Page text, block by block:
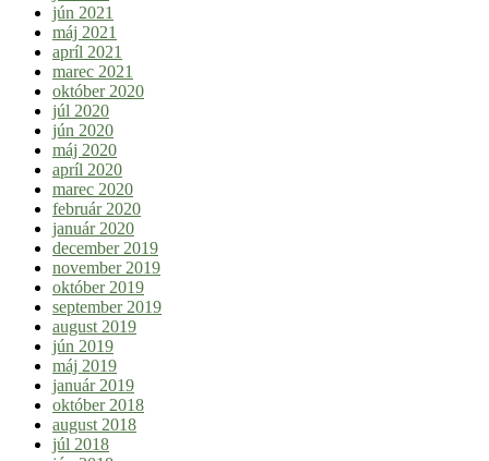
jún 2021
máj 2021
apríl 2021
marec 2021
október 2020
júl 2020
jún 2020
máj 2020
apríl 2020
marec 2020
február 2020
január 2020
december 2019
november 2019
október 2019
september 2019
august 2019
jún 2019
máj 2019
január 2019
október 2018
august 2018
júl 2018